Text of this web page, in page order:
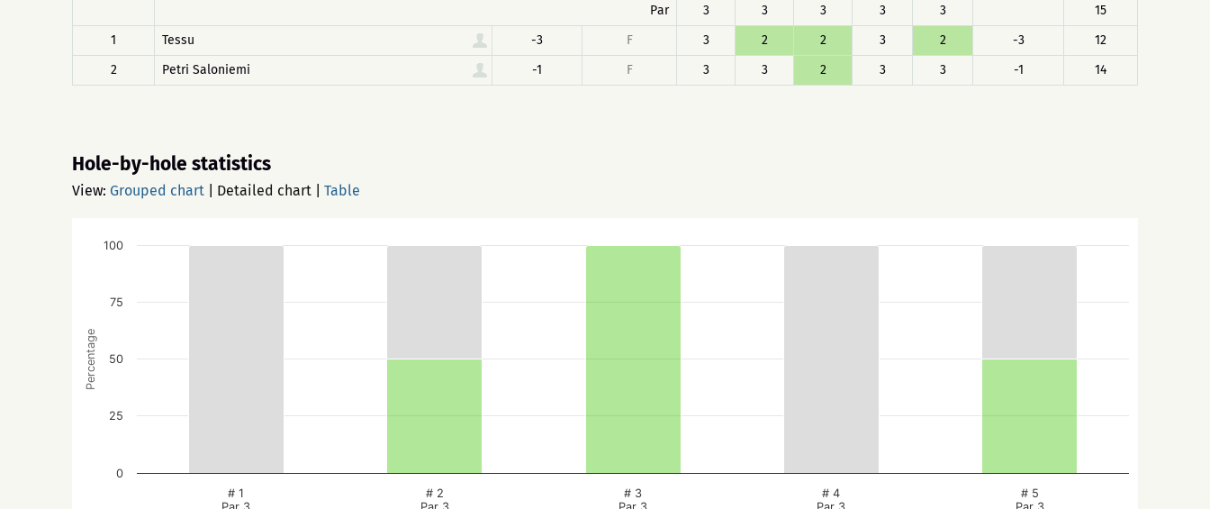
Par
3 3 3 3 3
15
1
Tessu -3 F 3 2 2 3 2 -3
12
2
Petri Saloniemi -1 F 3 3 2 3 3 -1 14
Hole-by-hole statistics
View: Grouped chart Detailed chart Table
Percentage
# 1
# 2
# 3
# 4
# 5
0
25
50
75
100